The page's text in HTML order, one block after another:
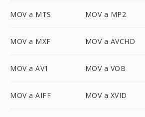
MOV a MTS MOV a MP2
MOV a MXF MOV a AVCHD
MOV a AV1 MOV a VOB
MOV a AIFF MOV a XVID